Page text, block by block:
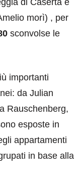
di Caserta e
morì) , per
sconvolse le
importanti
da Julian
Rauschenberg,
esposte in
appartamenti
in base alla